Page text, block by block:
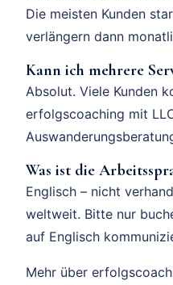
Die meisten Kunden
verlängern dann
Kann ich mehrere
Absolut. Viele Kunden
erfolgscoaching mit
Was ist die
Englisch – nicht
weltweit. Bitte nur
auf Englisch
Mehr über